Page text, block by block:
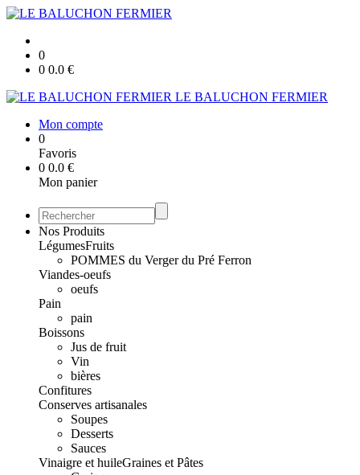
0
0 0.0 €
LE BALUCHON FERMIER
Mon compte
0
Favoris
0 0.0 €
Mon panier
Nos Produits
LégumesFruits
POMMES du Verger du Pré Ferron
Viandes-oeufs
oeufs
Pain
pain
Boissons
Jus de fruit
Vin
bières
Confitures
Conserves artisanales
Soupes
Desserts
Sauces
Vinaigre et huileGraines et Pâtes